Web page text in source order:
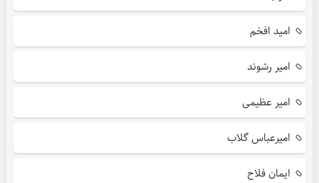
امید افخم
امیر رشوند
امیر عظیمی
امیرعباس گلاب
ایمان فلاح